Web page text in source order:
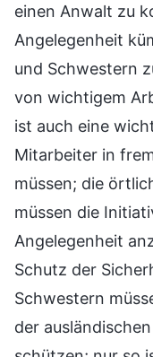
einen Anwalt zu
Angelegenheit
und Schwestern
von wichtigem
ist auch eine
Mitarbeiter in
müssen; die
müssen die
Angelegenheit
Schutz der
Schwestern
der